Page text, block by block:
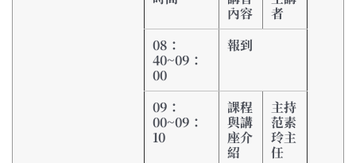
內容
者
08 ：
40~09 ：
00
報到
09 ：
00~09 ：
10
課程
與講
座介
紹
主持
范素
玲主
任